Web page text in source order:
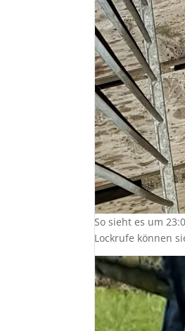
So sieht es um
Lockrufe können